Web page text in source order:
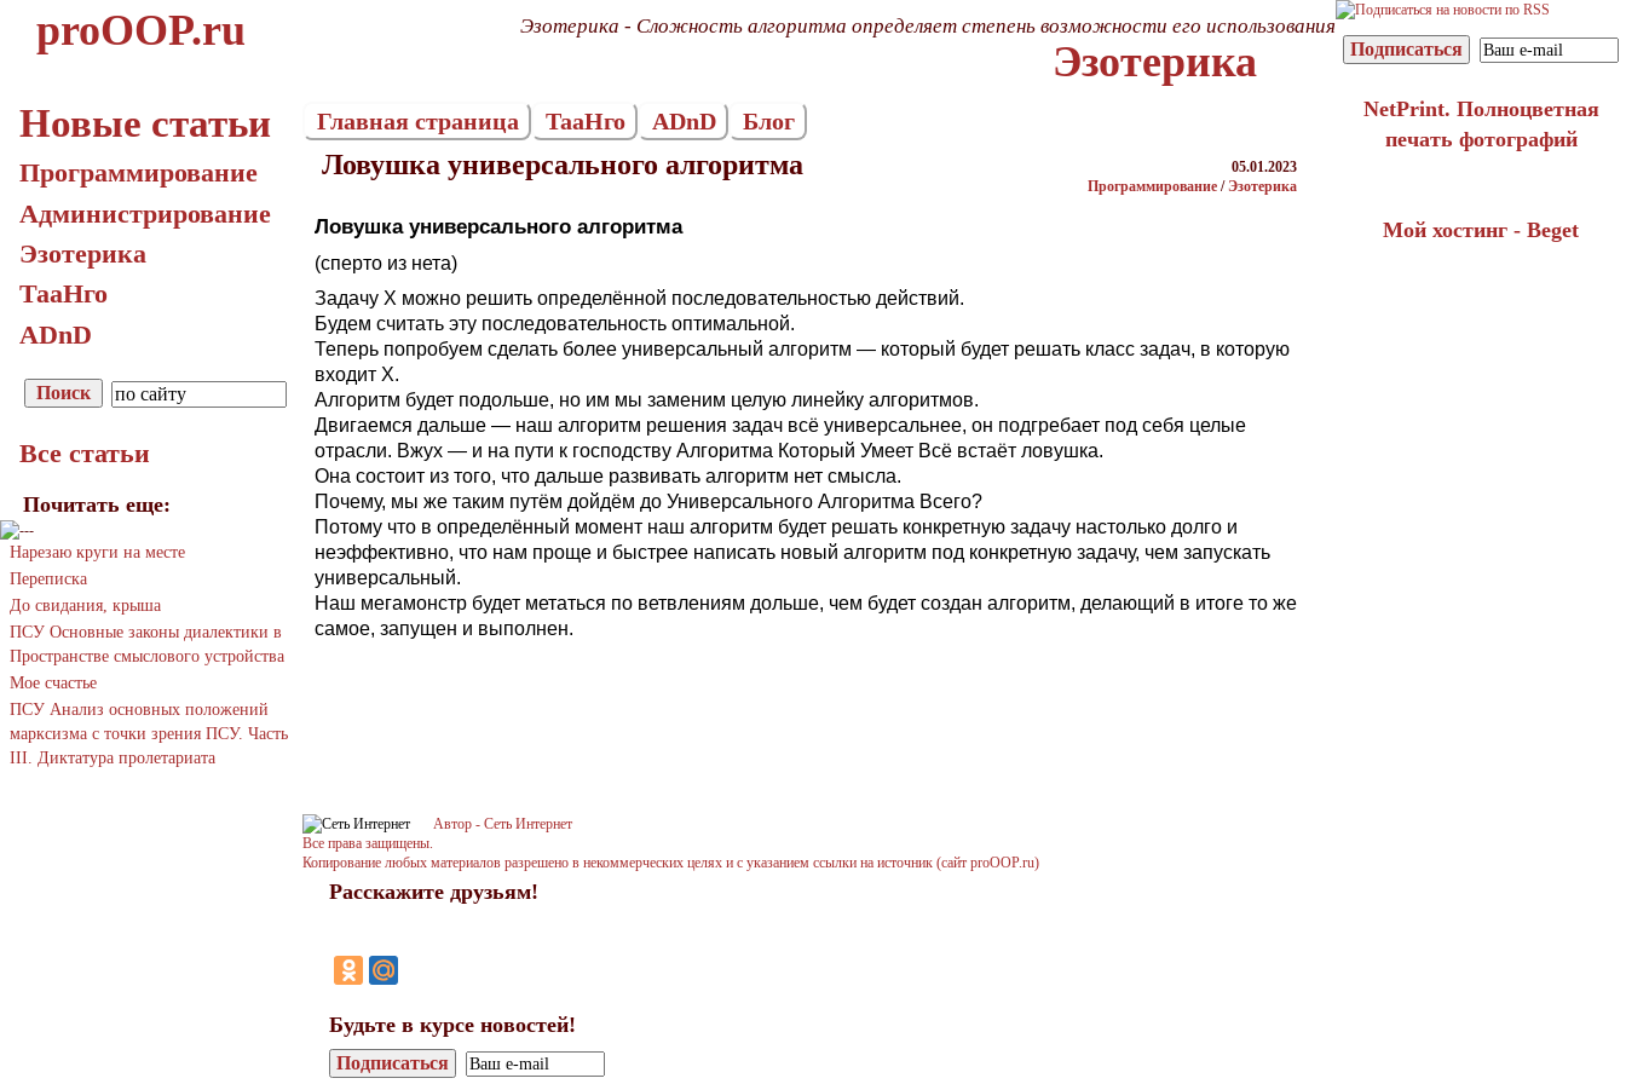
proOOP.ru Эзотерика - Сложность алгоритма определяет степень возможности его использования
Эзотерика
Новые статьи
Программирование
Администрирование
Эзотерика
ТаaНго
ADnD
Все статьи
Почитать еще:
Нарезаю круги на месте
Переписка
До свидания, крыша
ПСУ Основные законы диалектики в
Пространстве смыслового устройства
Мое счастье
ПСУ Анализ основных положений
марксизма с точки зрения ПСУ. Часть
III. Диктатура пролетариата
Главная страница ТаaНго ADnD Блог
Ловушка универсального алгоритма
05.01.2023
Программирование /Эзотерика
Ловушка универсального алгоритма
(сперто из нета)
Задачу Х можно решить определённой последовательностью действий.
Будем считать эту последовательность оптимальной.
Теперь попробуем сделать более универсальный алгоритм — который будет решать класс задач, в которую
входит Х.
Алгоритм будет подольше, но им мы заменим целую линейку алгоритмов.
Двигаемся дальше — наш алгоритм решения задач всё универсальнее, он подгребает под себя целые
отрасли. Вжух — и на пути к господству Алгоритма Который Умеет Всё встаёт ловушка.
Она состоит из того, что дальше развивать алгоритм нет смысла.
Почему, мы же таким путём дойдём до Универсального Алгоритма Всего?
Потому что в определённый момент наш алгоритм будет решать конкретную задачу настолько долго и
неэффективно, что нам проще и быстрее написать новый алгоритм под конкретную задачу, чем запускать
универсальный.
Наш мегамонстр будет метаться по ветвлениям дольше, чем будет создан алгоритм, делающий в итоге то же
самое, запущен и выполнен.
Автор - Сеть Интернет
Все права защищены.
Копирование любых материалов разрешено в некоммерческих целях и с указанием ссылки на источник (сайт proOOP.ru)
Расскажите друзьям!
Будьте в курсе новостей!
NetPrint. Полноцветная
печать фотографий
Мой хостинг - Beget